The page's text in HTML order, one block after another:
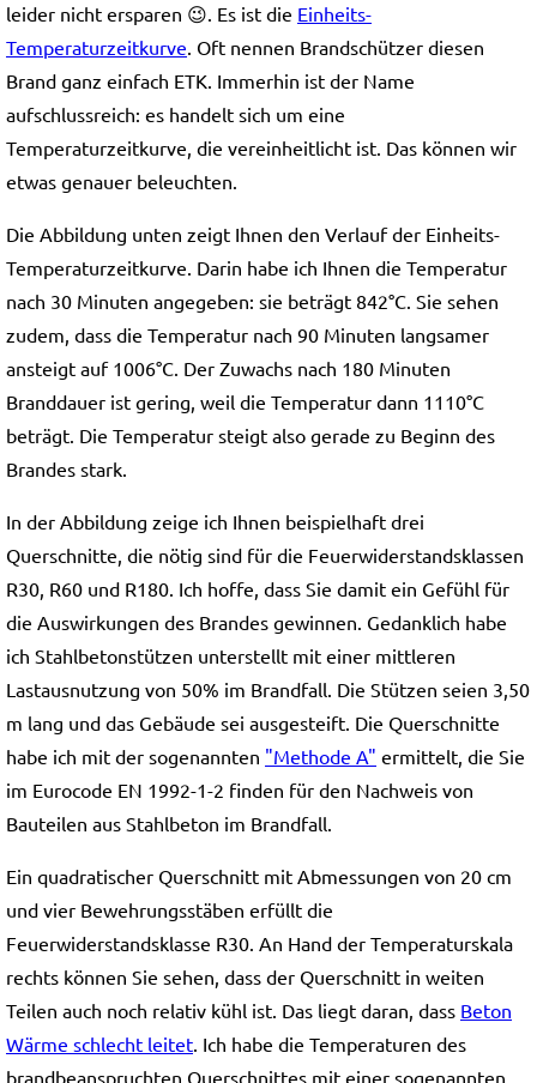
leider nicht ersparen 😉. Es ist die Einheits-
Temperaturzeitkurve. Oft nennen Brandschützer diesen
Brand ganz einfach ETK. Immerhin ist der Name
aufschlussreich: es handelt sich um eine
Temperaturzeitkurve, die vereinheitlicht ist. Das können wir
etwas genauer beleuchten.
Die Abbildung unten zeigt Ihnen den Verlauf der Einheits-
Temperaturzeitkurve. Darin habe ich Ihnen die Temperatur
nach 30 Minuten angegeben: sie beträgt 842°C. Sie sehen
zudem, dass die Temperatur nach 90 Minuten langsamer
ansteigt auf 1006°C. Der Zuwachs nach 180 Minuten
Branddauer ist gering, weil die Temperatur dann 1110°C
beträgt. Die Temperatur steigt also gerade zu Beginn des
Brandes stark.
In der Abbildung zeige ich Ihnen beispielhaft drei
Querschnitte, die nötig sind für die Feuerwiderstandsklassen
R30, R60 und R180. Ich hoffe, dass Sie damit ein Gefühl für
die Auswirkungen des Brandes gewinnen. Gedanklich habe
ich Stahlbetonstützen unterstellt mit einer mittleren
Lastausnutzung von 50% im Brandfall. Die Stützen seien 3,50
m lang und das Gebäude sei ausgesteift. Die Querschnitte
habe ich mit der sogenannten "Methode A" ermittelt, die Sie
im Eurocode EN 1992-1-2 finden für den Nachweis von
Bauteilen aus Stahlbeton im Brandfall.
Ein quadratischer Querschnitt mit Abmessungen von 20 cm
und vier Bewehrungsstäben erfüllt die
Feuerwiderstandsklasse R30. An Hand der Temperaturskala
rechts können Sie sehen, dass der Querschnitt in weiten
Teilen auch noch relativ kühl ist. Das liegt daran, dass Beton
Wärme schlecht leitet. Ich habe die Temperaturen des
brandbeanspruchten Querschnittes mit einer sogenannten